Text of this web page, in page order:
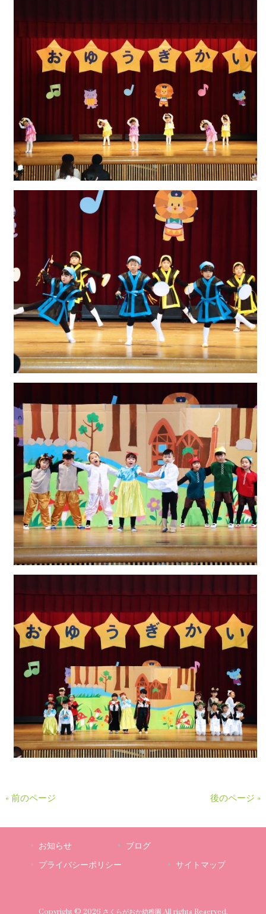
« 前のページ 後のページ »
お知らせ
ブログ
プライバシーポリシー
サイトマップ
Copyright © 2026 さくらがおか幼稚園 All rights Reserved.